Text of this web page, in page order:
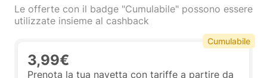
Le offerte con il badge "Cumulabile" possono essere
utilizzate insieme al cashback
3,99€
Prenota la tua navetta con tariffe a partire da
Cumulabile